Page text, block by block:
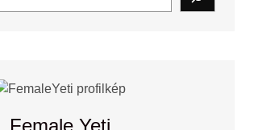
Female Yeti